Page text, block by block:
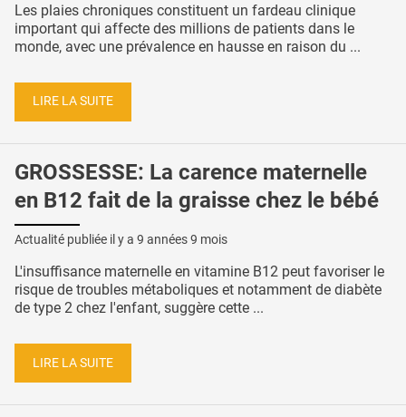
Les plaies chroniques constituent un fardeau clinique
important qui affecte des millions de patients dans le
monde, avec une prévalence en hausse en raison du ...
LIRE LA SUITE
GROSSESSE: La carence maternelle
en B12 fait de la graisse chez le bébé
Actualité publiée il y a 9 années 9 mois
L'insuffisance maternelle en vitamine B12 peut favoriser le
risque de troubles métaboliques et notamment de diabète
de type 2 chez l'enfant, suggère cette ...
LIRE LA SUITE